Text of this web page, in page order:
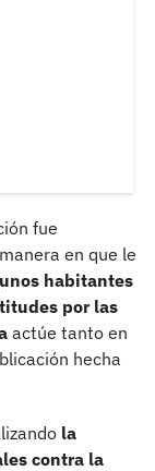
fue
en que le
habitantes
por las
actúe tanto en
hecha
la
contra la